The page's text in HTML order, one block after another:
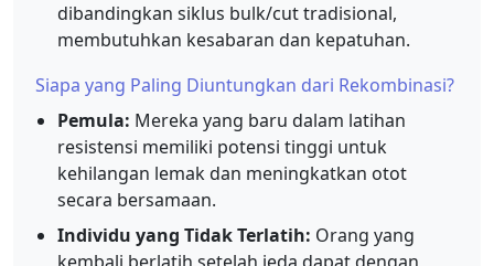
dibandingkan siklus bulk/cut tradisional,
membutuhkan kesabaran dan kepatuhan.
Siapa yang Paling Diuntungkan dari Rekombinasi?
Pemula: Mereka yang baru dalam latihan
resistensi memiliki potensi tinggi untuk
kehilangan lemak dan meningkatkan otot
secara bersamaan.
Individu yang Tidak Terlatih: Orang yang